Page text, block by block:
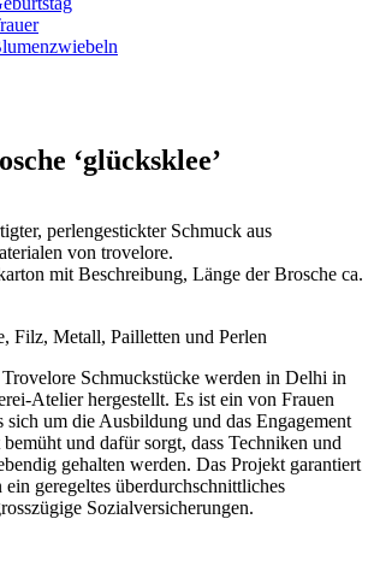
‘glücksklee’
perlengestickter Schmuck aus
von trovelore.
mit Beschreibung, Länge der Brosche ca.
Filz, Metall, Pailletten und Perlen
Schmuckstücke werden in Delhi in
Atelier hergestellt. Es ist ein von Frauen
sich um die Ausbildung und das Engagement
und dafür sorgt, dass Techniken und
gehalten werden. Das Projekt garantiert
geregeltes überdurchschnittliches
Sozialversicherungen.